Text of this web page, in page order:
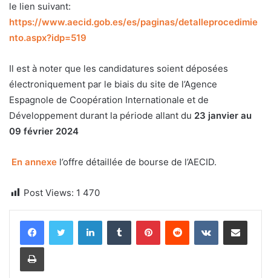
le lien suivant:
https://www.aecid.gob.es/es/paginas/detalleprocedimie
nto.aspx?idp=519
Il est à noter que les candidatures soient déposées
électroniquement par le biais du site de l’Agence
Espagnole de Coopération Internationale et de
Développement durant la période allant du 23 janvier au
09 février 2024
En annexe l’offre détaillée de bourse de l’AECID.
Post Views: 1 470
LinkedinTumblr PinterestReddit VKontaktePartager par email
Imprimer